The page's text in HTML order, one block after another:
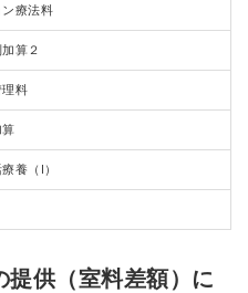
療法料
算２
料
養（Ⅰ）
供（室料差額）に